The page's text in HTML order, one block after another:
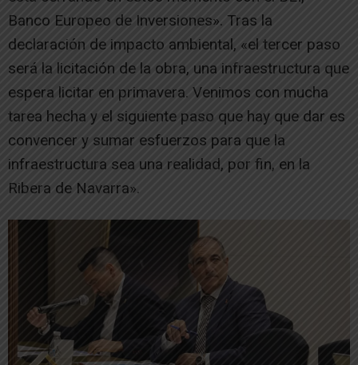
Banco Europeo de Inversiones». Tras la
declaración de impacto ambiental, «el tercer paso
será la licitación de la obra, una infraestructura que
espera licitar en primavera. Venimos con mucha
tarea hecha y el siguiente paso que hay que dar es
convencer y sumar esfuerzos para que la
infraestructura sea una realidad, por fin, en la
Ribera de Navarra».